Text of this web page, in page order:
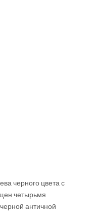
черного цвета с
четырьмя
античной